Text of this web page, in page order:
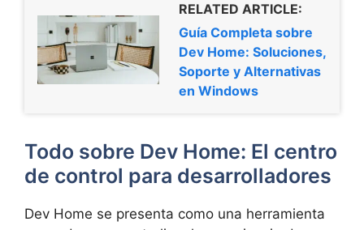
RELATED ARTICLE:
Guía Completa sobre
Dev Home: Soluciones,
Soporte y Alternativas
en Windows
Todo sobre Dev Home: El centro
de control para desarrolladores
Dev Home se presenta como una herramienta